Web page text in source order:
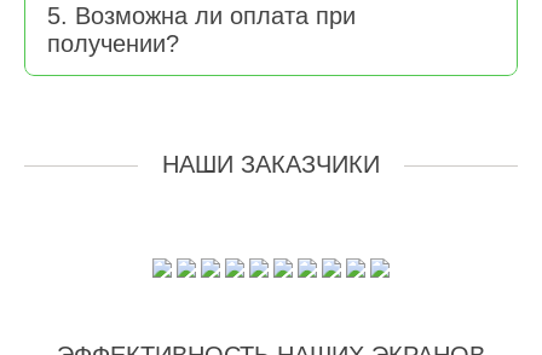
5. Возможна ли оплата при
получении?
НАШИ ЗАКАЗЧИКИ